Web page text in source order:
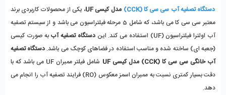
دستگاه تصفیه آب سی سی کا (CCK) مدل کیسی UF
، یکی از محصولات کاربردی برند
معتبر سی سی کا می باشد، که شامل 5 مرحله فیلتراسیون می باشد و از سیستم تصفیه
آب اولترا فیلتراسیون (UF) استفاده می کند. این
دستگاه تصفیه آب به صورت کیسی
(جعبه ای) ساخته شده و مناسب استفاده در فضاهای کوچک می باشد. دستگاه تصفیه
آب خانگی سی سی کا (CCK) مدل کیسی UF
شامل فیلتر ممبران UF می باشد که با
دقت بسیار کمتری نسبت به ممبران اسمز معکوس (RO) فرایند تصفیه آب را انجام می
دهد.